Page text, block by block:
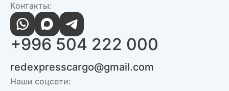
Наши соцсети:
Контакты:
+996 504 222 000
redexpresscargo@gmail.com